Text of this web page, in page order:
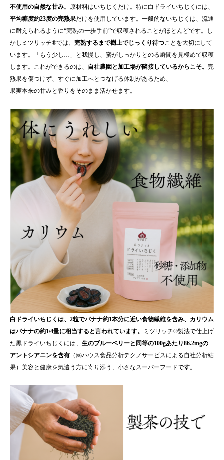
不使用の自然な甘み。原材料はいちじくだけ。特に白ドライいちじくには、
平均糖度約23度の完熟果だけを使用しています。一般的ないちじくは、流通
に耐えられるように“完熟の一歩手前”で収穫されることがほとんどです。し
かしミツリッチ®では、 完熟するまで樹上でじっくり待つことを大切にして
います。「もう少し…」と我慢し、蜜がしっかりとのる瞬間を見極めて収穫
します。これができるのは、 自社農園と加工場が隣接しているからこそ。 完
熟果を傷つけず、すぐに加工へとつなげる体制があるため、
果実本来の甘みと香りをそのまま活かせます。
白ドライいちじくは、2粒でバナナ約1本分に近い食物繊維を含み、カリウム
はバナナの約1/4量に相当すると言われています。
ミツリッチ®製法で仕上げ
た黒ドライいちじくには、 生のブルーベリーと同等の100gあたり86.2mgの
アントシアニンを含有 （㈱ハウス食品分析テクノサービスによる自社分析結
果）美容と健康を気遣う方に寄り添う、小さなスーパーフードです。